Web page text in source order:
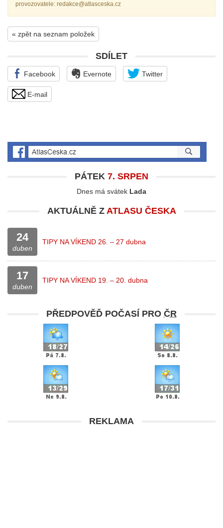
provozovatele: redakce@atlasceska.cz
« zpět na seznam položek
SDÍLET
Facebook Evernote Twitter
E-mail
PÁTEK 7. SRPEN
Dnes má svátek Lada
AKTUÁLNĚ Z ATLASU ČESKA
24
duben
TIPY NA VÍKEND 26. – 27 dubna
17
duben
TIPY NA VÍKEND 19. – 20. dubna
PŘEDPOVĚĎ POČASÍ PRO ČR
REKLAMA